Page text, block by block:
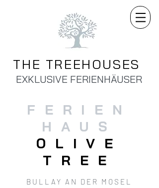
THE TREEHOUSES
EXKLUSIVE FERIENHÄUSER
FERIEN
HAUS
OLIVE
TREE
BULLAY AN DER MOSEL